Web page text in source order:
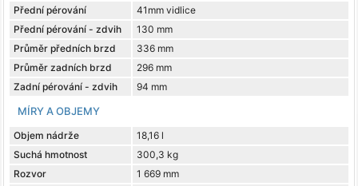
Přední pérování
41mm vidlice
Přední pérování - zdvih
130 mm
Průměr předních brzd
336 mm
Průměr zadních brzd
296 mm
Zadní pérování - zdvih
94 mm
MÍRY A OBJEMY
Objem nádrže
18,16 l
Suchá hmotnost
300,3 kg
Rozvor
1 669 mm